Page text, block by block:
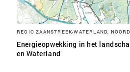
REGIO ZAANSTREEK-WATERLAND,
Energieopwekking in het
en Waterland